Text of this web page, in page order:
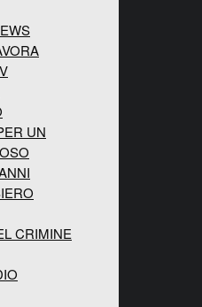
UN
CRIMINE